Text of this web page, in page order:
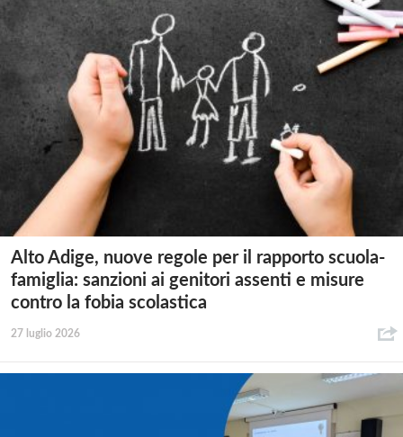
Alto Adige, nuove regole per il rapporto scuola-
famiglia: sanzioni ai genitori assenti e misure
contro la fobia scolastica
27 luglio 2026